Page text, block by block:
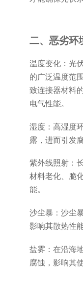
二、恶劣环
温度变化：光
的广泛温度范
致连接器材料
电气性能。
湿度：高湿度
露，进而引发
紫外线照射：
材料老化、脆
能。
沙尘暴：沙尘
影响其散热性
盐雾：在沿海
腐蚀，影响其